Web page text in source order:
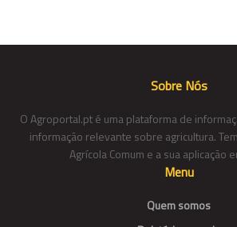
Sobre Nós
O Agroportal.pt é uma plataforma de
informação relevante sobre agricultura.
Agrícola Comum e a sua aplicação
Menu
Quem somos